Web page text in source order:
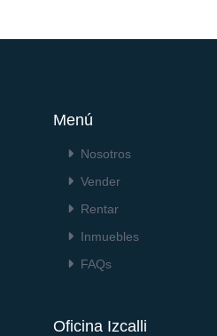
Menú
Nosotros
Vender
Rentar
Inmuebles
FAQs
Oficina Izcalli